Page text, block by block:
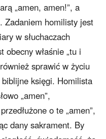
„amen, amen!”, a
Zadaniem homilisty jest
w słuchaczach
obecny właśnie „tu i
sprawić w życiu
księgi. Homilista
„amen”,
o te „amen”,
dany sakrament. By